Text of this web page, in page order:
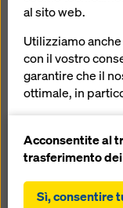
gli
23.04.2013 |Notizie
al sito web.
Utilizziamo
con il vostro
garantire che il
ottimale, in
nostro sito
facilitare un
statistici),
Acconsentite al
trasferimento
Sì, consentire